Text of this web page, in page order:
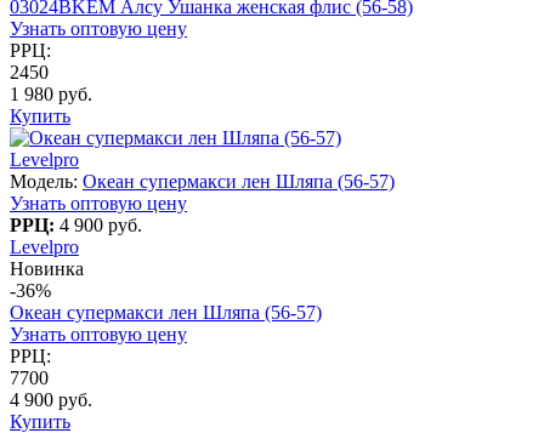
03024BKEM Алсу Ушанка женская флис (56-58)
Узнать оптовую цену
РРЦ:
2450
1 980 руб.
Купить
Levelpro
Модель: Океан супермакси лен Шляпа (56-57)
Узнать оптовую цену
РРЦ: 4 900 руб.
Levelpro
Новинка
-36%
Океан супермакси лен Шляпа (56-57)
Узнать оптовую цену
РРЦ:
7700
4 900 руб.
Купить